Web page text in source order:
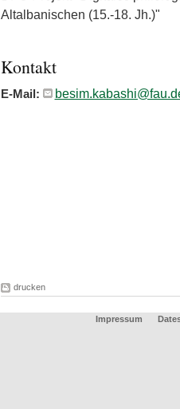
Altalbanischen (15.-18. Jh.)"
Kontakt
E-Mail:
drucken
Impressum